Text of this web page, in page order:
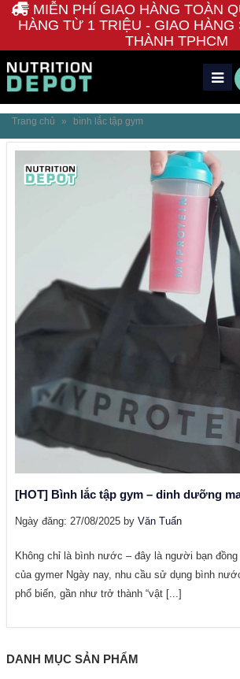
MIỄN PHÍ GIAO HÀNG TOÀN
HÀNG TỪ 1 TRIỆU - GIAO HÀNG
THÀNH TPHCM
Trang chủ » bình lắc tập gym
[HOT] Bình lắc tập gym – dinh dưỡng
Ngày đăng: 27/08/2025 by Văn Tuấn
Không chỉ là bình nước – đây là người bạn đồng
của gymer Ngày nay, nhu cầu sử dụng bình
phổ biến, gần như trở thành “vật [...]
DANH MỤC SẢN PHẨM